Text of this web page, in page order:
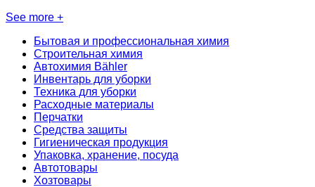
See more +
Бытовая и профессиональная химия
Строительная химия
Автохимия Bähler
Инвентарь для уборки
Техника для уборки
Расходные материалы
Перчатки
Средства защиты
Гигиеническая продукция
Упаковка, хранение, посуда
Автотовары
Хозтовары